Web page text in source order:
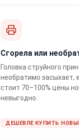
Сгорела или
Головка струйного
необратимо засыхает,
стоит 70–100% цены
невыгодно.
ДЕШЕВЛЕ КУПИТЬ